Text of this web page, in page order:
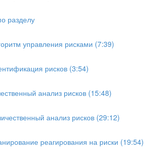
разделу
управления рисками (7:39)
рисков (3:54)
анализ рисков (15:48)
анализ рисков (29:12)
реагирования на риски (19:54)